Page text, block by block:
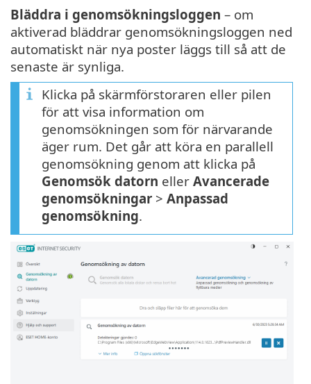
Bläddra i genomsökningsloggen – om
aktiverad bläddrar genomsökningsloggen ned
automatiskt när nya poster läggs till så att de
senaste är synliga.
Klicka på skärmförstoraren eller pilen
för att visa information om
genomsökningen som för närvarande
äger rum. Det går att köra en parallell
genomsökning genom att klicka på
Genomsök datorn eller Avancerade
genomsökningar > Anpassad
genomsökning.